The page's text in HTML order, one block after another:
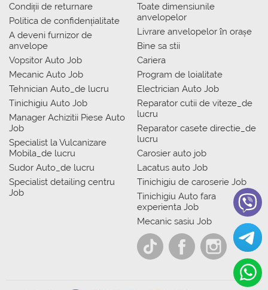
Condiții de returnare
Politica de confidențialitate
A deveni furnizor de
anvelope
Vopsitor Auto Job
Mecanic Auto Job
Tehnician Auto_de lucru
Tinichigiu Auto Job
Manager Achizitii Piese Auto
Job
Specialist la Vulcanizare
Mobila_de lucru
Sudor Auto_de lucru
Specialist detailing centru
Job
Toate dimensiunile
anvelopelor
Livrare anvelopelor în orașe
Bine sa stii
Cariera
Program de loialitate
Electrician Auto Job
Reparator cutii de viteze_de
lucru
Reparator casete directie_de
lucru
Carosier auto job
Lacatus auto Job
Tinichigiu de caroserie Job
Tinichigiu Auto fara
experienta Job
Mecanic sasiu Job